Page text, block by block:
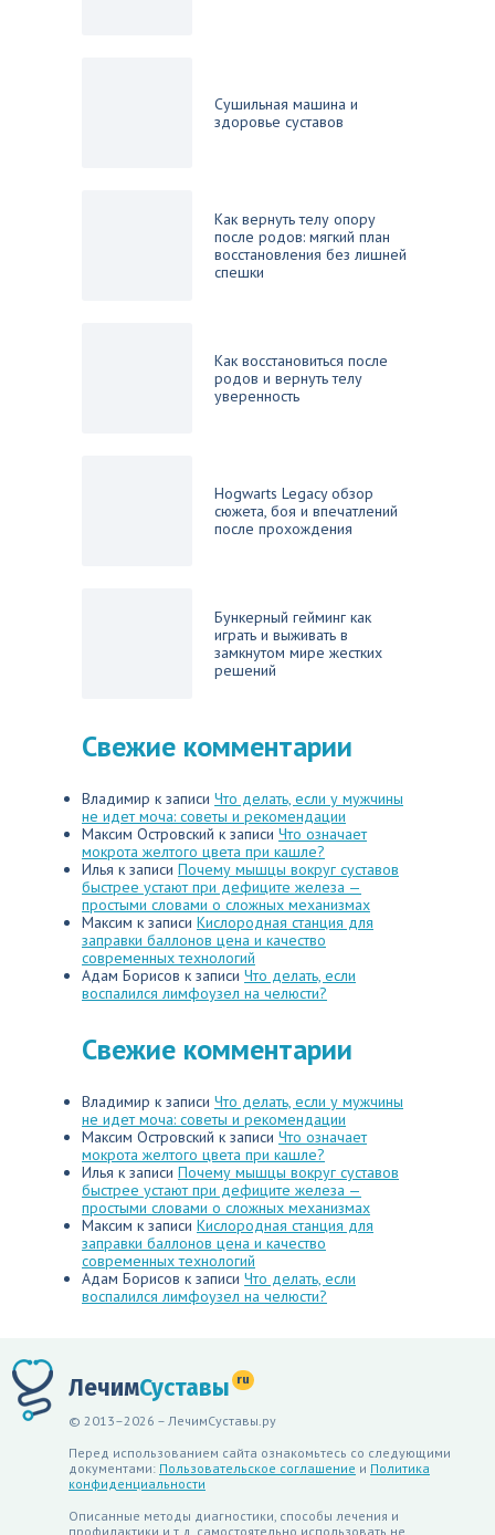
Сушильная машина и
здоровье суставов
Как вернуть телу опору
после родов: мягкий план
восстановления без лишней
спешки
Как восстановиться после
родов и вернуть телу
уверенность
Hogwarts Legacy обзор
сюжета, боя и впечатлений
после прохождения
Бункерный гейминг как
играть и выживать в
замкнутом мире жестких
решений
Свежие комментарии
Владимир к записи Что делать, если у мужчины
не идет моча: советы и рекомендации
Максим Островский к записи Что означает
мокрота желтого цвета при кашле?
Илья к записи Почему мышцы вокруг суставов
быстрее устают при дефиците железа —
простыми словами о сложных механизмах
Максим к записи Кислородная станция для
заправки баллонов цена и качество
современных технологий
Адам Борисов к записи Что делать, если
воспалился лимфоузел на челюсти?
Свежие комментарии
Владимир к записи Что делать, если у мужчины
не идет моча: советы и рекомендации
Максим Островский к записи Что означает
мокрота желтого цвета при кашле?
Илья к записи Почему мышцы вокруг суставов
быстрее устают при дефиците железа —
простыми словами о сложных механизмах
Максим к записи Кислородная станция для
заправки баллонов цена и качество
современных технологий
Адам Борисов к записи Что делать, если
воспалился лимфоузел на челюсти?
ЛечимСуставы ru
© 2013–2026 – ЛечимСуставы.ру
Перед использованием сайта ознакомьтесь со следующими
документами: Пользовательское соглашение и Политика
конфиденциальности
Описанные методы диагностики, способы лечения и
профилактики и т.д. самостоятельно использовать не